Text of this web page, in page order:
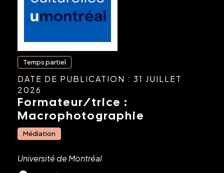
Temps partiel
DATE DE PUBLICATION : 31 JUILLET
2026
Formateur/trice :
Macrophotographie
Médiation
Université de Montréal